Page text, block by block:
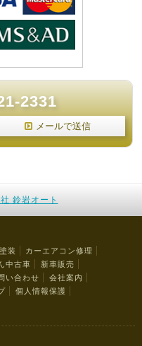
2331
メールで送信
鈴岩オート
装
カーエアコン修理
中古車
新車販売
い合わせ
会社案内
個人情報保護